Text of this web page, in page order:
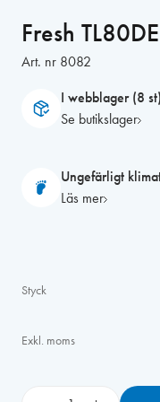
Fresh
Art. nr 8082
I webblager (8 st)
Se butikslager
Ungefärligt
Läs mer
Styck
Exkl. moms